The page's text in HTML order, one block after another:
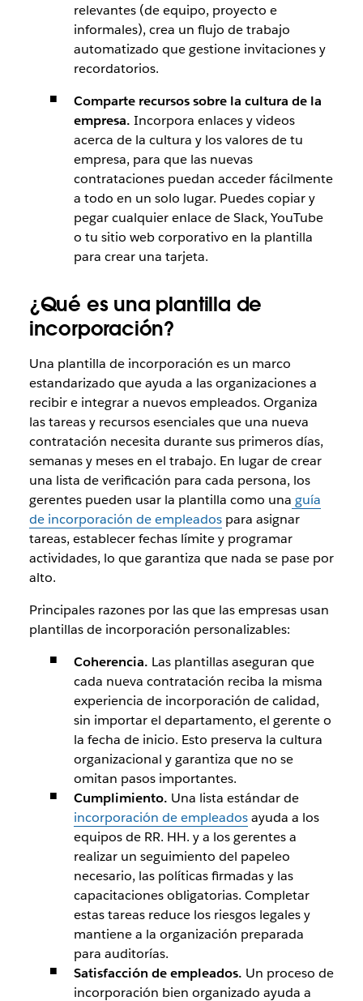
relevantes (de equipo, proyecto e
informales), crea un flujo de trabajo
automatizado que gestione invitaciones y
recordatorios.
Comparte recursos sobre la cultura de la
empresa. Incorpora enlaces y videos
acerca de la cultura y los valores de tu
empresa, para que las nuevas
contrataciones puedan acceder fácilmente
a todo en un solo lugar. Puedes copiar y
pegar cualquier enlace de Slack, YouTube
o tu sitio web corporativo en la plantilla
para crear una tarjeta.
¿Qué es una plantilla de
incorporación?
Una plantilla de incorporación es un marco
estandarizado que ayuda a las organizaciones a
recibir e integrar a nuevos empleados. Organiza
las tareas y recursos esenciales que una nueva
contratación necesita durante sus primeros días,
semanas y meses en el trabajo. En lugar de crear
una lista de verificación para cada persona, los
gerentes pueden usar la plantilla como una guía
de incorporación de empleadospara asignar
tareas, establecer fechas límite y programar
actividades, lo que garantiza que nada se pase por
alto.
Principales razones por las que las empresas usan
plantillas de incorporación personalizables:
Coherencia. Las plantillas aseguran que
cada nueva contratación reciba la misma
experiencia de incorporación de calidad,
sin importar el departamento, el gerente o
la fecha de inicio. Esto preserva la cultura
organizacional y garantiza que no se
omitan pasos importantes.
Cumplimiento. Una lista estándar de
incorporación de empleadosayuda a los
equipos de RR. HH. y a los gerentes a
realizar un seguimiento del papeleo
necesario, las políticas firmadas y las
capacitaciones obligatorias. Completar
estas tareas reduce los riesgos legales y
mantiene a la organización preparada
para auditorías.
Satisfacción de empleados. Un proceso de
incorporación bien organizado ayuda a